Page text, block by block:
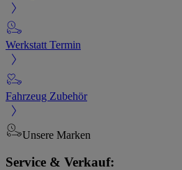
Werkstatt Termin
Fahrzeug Zubehör
Unsere Marken
Service & Verkauf: